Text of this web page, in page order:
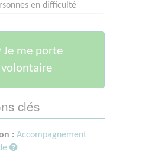
en difficulté
Je me porte
volontaire
clés
: Accompagnement